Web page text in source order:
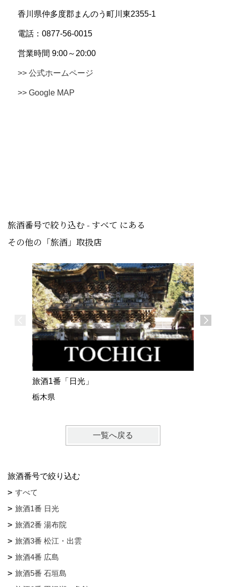
香川県仲多度郡まんのう町川東2355-1
電話：0877-56-0015
営業時間 9:00～20:00
>> 公式ホームページ
>> Google MAP
旅酒番号で絞り込む - すべて にある
その他の「旅酒」取扱店
旅酒1番「日光」
栃木県
一覧へ戻る
旅酒番号で絞り込む
すべて
旅酒1番 日光
旅酒2番 湯布院
旅酒3番 松江・出雲
旅酒4番 広島
旅酒5番 石垣島